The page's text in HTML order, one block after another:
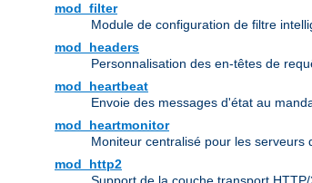
mod_filter
Module de configuration de filtre
mod_headers
Personnalisation des en-têtes de
mod_heartbeat
Envoie des messages d'état au
mod_heartmonitor
Moniteur centralisé pour les serveurs
mod_http2